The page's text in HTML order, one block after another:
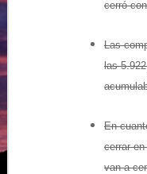
cerró
Las
las
En
cerrar
van a